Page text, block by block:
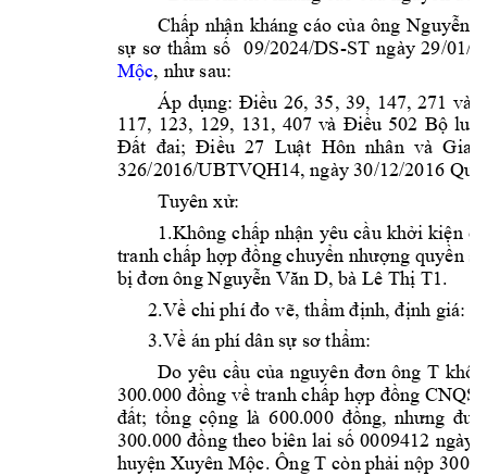
Chấp nhận kháng cáo của ông Nguyễn
sự sơ thẩm số 09/2024/DS-ST ngày 29/01/
Mộc, như sau:
Áp dụng: Điều 26, 35, 39, 147, 271 và
117, 123, 129, 131, 407 và Điều 502 Bộ lu
Đất đai;  Điều
  27
Luật Hôn nhân  và  Gia
326/2016/UBTVQH14, ngày 30/12/2016
Tuyên xử:
1.Không chấp nhận yêu cầu khởi kiện
tranh chấp hợp đồng chuyển nhượng quyền
bị đơn ông Nguyễn Văn D, bà Lê Thị T1.
2.Về chi phí đo vẽ, thẩm định, định giá:
3.Về án phí dân sự sơ thẩm:
Do yêu cầu của nguyên đơn ông T
300.000 đồng về tranh chấp hợp đồng CN
đất; tổng cộng là 600.000 đồng, nhưng đ
300.000 đồng theo biên lai số 0009412 ngày
huyện Xuyên Mộc. Ông T còn phải nộp 30